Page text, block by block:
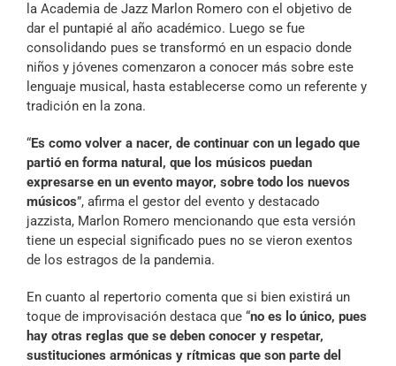
la Academia de Jazz Marlon Romero con el objetivo de
dar el puntapié al año académico. Luego se fue
consolidando pues se transformó en un espacio donde
niños y jóvenes comenzaron a conocer más sobre este
lenguaje musical, hasta establecerse como un referente y
tradición en la zona.
“Es como volver a nacer, de continuar con un legado que
partió en forma natural, que los músicos puedan
expresarse en un evento mayor, sobre todo los nuevos
músicos”, afirma el gestor del evento y destacado
jazzista, Marlon Romero mencionando que esta versión
tiene un especial significado pues no se vieron exentos
de los estragos de la pandemia.
En cuanto al repertorio comenta que si bien existirá un
toque de improvisación destaca que “no es lo único, pues
hay otras reglas que se deben conocer y respetar,
sustituciones armónicas y rítmicas que son parte del